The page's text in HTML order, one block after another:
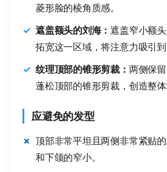
菱形脸的棱角质感。
遮盖额头的刘海：遮盖窄小额
拓宽这一区域，将注意力吸引到
纹理顶部的锥形剪裁： 两侧保
蓬松顶部的锥形剪裁，创造整体
应避免的发型
顶部非常平坦且两侧非常紧贴
和下颌的窄小。